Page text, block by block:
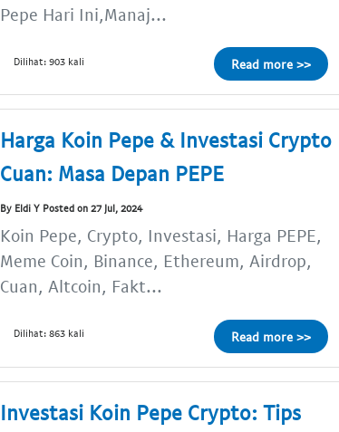
Pepe Hari Ini,Manaj...
Dilihat: 903 kali Read more >>
Harga Koin Pepe & Investasi Crypto
Cuan: Masa Depan PEPE
By Eldi Y Posted on 27 Jul, 2024
Koin Pepe, Crypto, Investasi, Harga PEPE,
Meme Coin, Binance, Ethereum, Airdrop,
Cuan, Altcoin, Fakt...
Dilihat: 863 kali Read more >>
Investasi Koin Pepe Crypto: Tips